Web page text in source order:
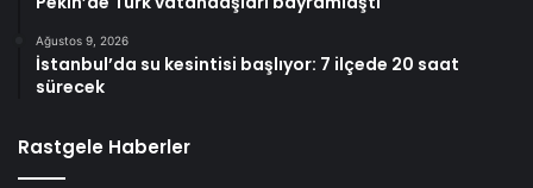
Ağustos 9, 2026
İstanbul’da su kesintisi başlıyor: 7 ilçede 20 saat
sürecek
Rastgele Haberler